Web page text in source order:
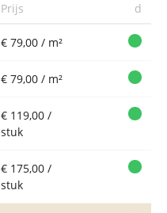
Prijs
d
€ 79,00 / m²
€ 79,00 / m²
€ 119,00 /
stuk
€ 175,00 /
stuk